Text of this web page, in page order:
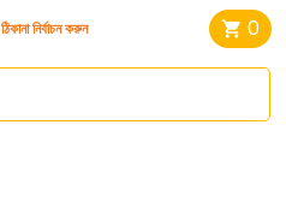
ঠিকানা নির্বাচন করুন 0